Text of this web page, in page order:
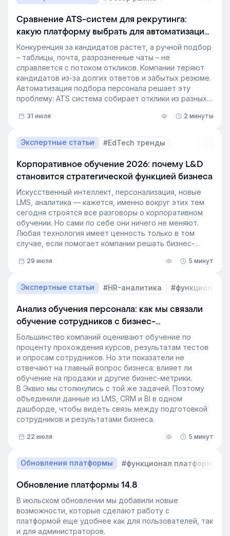
Сравнение ATS-систем для рекрутинга:
какую платформу выбрать для автоматизации
подбора персонала
Конкуренция за кандидатов растет, а ручной подбор
– таблицы, почта, разрозненные чаты – не
справляется с потоком откликов. Компании теряют
кандидатов из-за долгих ответов и забытых резюме.
Автоматизация подбора персонала решает эту
проблему: ATS система собирает отклики из разных
снимает с рекрутера рутину. Сегодня программа для
и системного закрытия вакансий.
31 июля 2 минуты
Экспертные статьи #EdTech тренды
Корпоративное обучение 2026: почему L&D
становится стратегической функцией бизнеса
Искусственный интеллект, персонализация, новые
LMS, аналитика — кажется, именно вокруг этих тем
сегодня строятся все разговоры о корпоративном
обучении. Но сами по себе они ничего не меняют.
Любая технология имеет ценность только в том
случае, если помогает компании решать бизнес-
Сегодня бизнес интересует уже не выбор
обучение оказывает на компанию и можно ли этот
эффект измерить. Такой взгляд меняет подходы к
развитию сотрудников, требования к HR и L&D, а
также на критерии выбора LMS.
В этой статье разбираем, почему это происходит и
как эти изменения повлияют на корпоративное
обучение в ближайшие годы. Материал подготовлен
на основе интервью коммерческого директора
Эквио Леонида Бутакова для подкаста HR4People.
29 июля 5 минут
Экспертные статьи #HR-аналитика #функционал
Анализ обучения персонала: как мы связали
обучение сотрудников с бизнес-
показателями
Большинство компаний оценивают обучение по
проценту прохождения курсов, результатам тестов
и опросам сотрудников. Но эти показатели не
отвечают на главный вопрос бизнеса: влияет ли
обучение на продажи и другие бизнес-метрики.
В Эквио мы столкнулись с той же задачей. Поэтому
объединили данные из LMS, CRM и BI в одном
дашборде, чтобы видеть связь между подготовкой
сотрудников и результатами бизнеса.
22 июля 5 минут
Обновления платформы #функционал платформы
Обновление платформы 14.8
В июльском обновлении мы добавили новые
возможности, которые сделают работу с
платформой еще удобнее как для пользователей, так
и для администраторов.